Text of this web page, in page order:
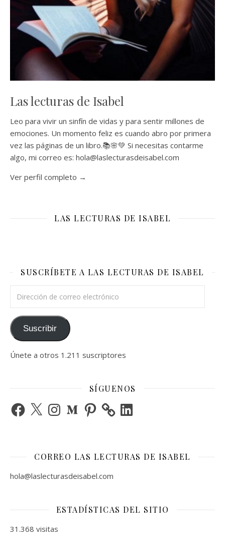
Las lecturas de Isabel
Leo para vivir un sinfín de vidas y para sentir millones de
emociones. Un momento feliz es cuando abro por primera
vez las páginas de un libro.📚🌸💚 Si necesitas contarme
algo, mi correo es: hola@laslecturasdeisabel.com
Ver perfil completo →
LAS LECTURAS DE ISABEL
SUSCRÍBETE A LAS LECTURAS DE ISABEL
Suscribir
Únete a otros 1.211 suscriptores
SÍGUENOS
Facebook
X InstagramMediumPinterest LinkedIn
CORREO LAS LECTURAS DE ISABEL
hola@laslecturasdeisabel.com
ESTADÍSTICAS DEL SITIO
31.368 visitas